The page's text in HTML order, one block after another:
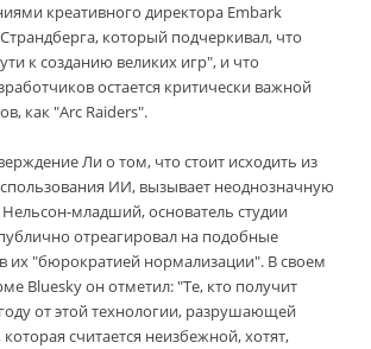
креативного директора Embark
который подчеркивал, что
к созданию великих игр", и что
остается критически важной
как "Arc Raiders".
Ли о том, что стоит исходить из
ИИ, вызывает неоднозначную
младший, основатель студии
отреагировал на подобные
их "бюрократией нормализации". В своем
Bluesky он отметил: "Те, кто получит
от этой технологии, разрушающей
которая считается неизбежной, хотят,